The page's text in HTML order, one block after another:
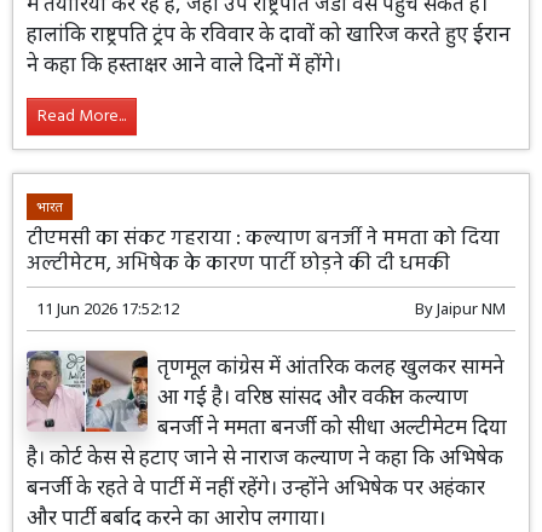
हालांकि राष्ट्रपति ट्रंप के रविवार के दावों को खारिज करते हुए ईरान
ने कहा कि हस्ताक्षर आने वाले दिनों में होंगे।
Read More...
भारत
टीएमसी का संकट गहराया : कल्याण बनर्जी ने ममता को दिया
अल्टीमेटम, अभिषेक के कारण पार्टी छोड़ने की दी धमकी
11 Jun 2026 17:52:12 ByJaipur NM
तृणमूल कांग्रेस में आंतरिक कलह खुलकर सामने
आ गई है। वरिष्ठ सांसद और वकील कल्याण
बनर्जी ने ममता बनर्जी को सीधा अल्टीमेटम दिया
है। कोर्ट केस से हटाए जाने से नाराज कल्याण ने कहा कि अभिषेक
बनर्जी के रहते वे पार्टी में नहीं रहेंगे। उन्होंने अभिषेक पर अहंकार
और पार्टी बर्बाद करने का आरोप लगाया।